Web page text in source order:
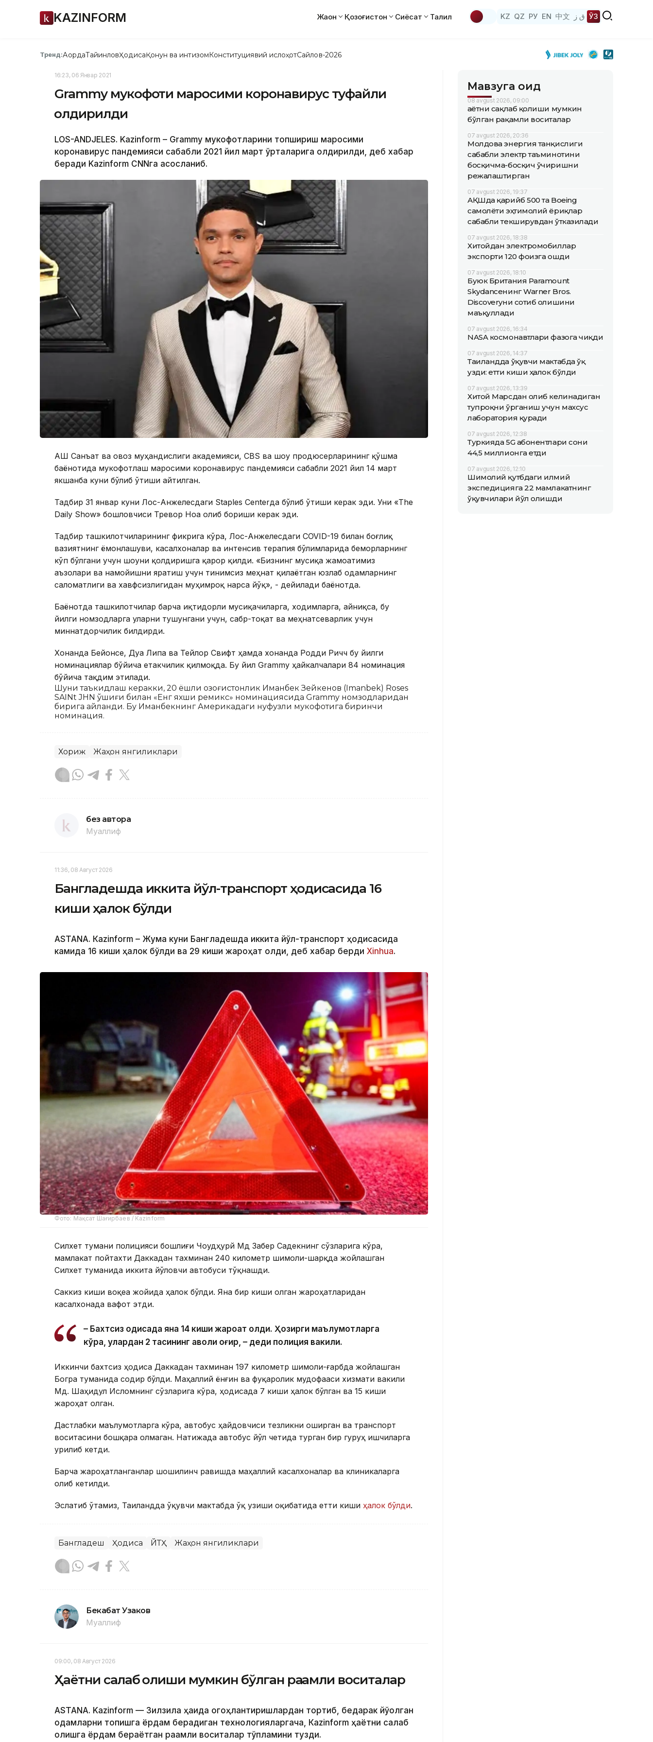
KAZINFORM Жаҳон Қозоғистон Сиёсат Таҳлил KZ QZ РУ EN 中文 ق ز ЎЗ
Тренд:АқордаТайинловҲодисаҚонун ва интизомКонституциявий ислоҳотСайлов-2026
16:23, 06 Январ 2021
Grammy мукофоти маросими коронавирус туфайли
қолдирилди
LOS-ANDJELES. Kazinform – Grammy мукофотларини топшириш маросими
коронавирус пандемияси сабабли 2021 йил март ўрталарига қолдирилди, деб хабар
беради Kazinform CNNга асосланиб.
АҚШ Санъат ва овоз муҳандислиги академияси, CBS ва шоу продюсерларининг қўшма
баёнотида мукофотлаш маросими коронавирус пандемияси сабабли 2021 йил 14 март
якшанба куни бўлиб ўтиши айтилган.
Тадбир 31 январ куни Лос-Анжелесдаги Staples Centerда бўлиб ўтиши керак эди. Уни «The
Daily Show» бошловчиси Тревор Ноа олиб бориши керак эди.
Тадбир ташкилотчиларининг фикрига кўра, Лос-Анжелесдаги COVID-19 билан боғлиқ
вазиятнинг ёмонлашуви, касалхоналар ва интенсив терапия бўлимларида беморларнинг
кўп бўлгани учун шоуни қолдиришга қарор қилди. «Бизнинг мусиқа жамоатимиз
аъзолари ва намойишни яратиш учун тинимсиз меҳнат қилаётган юзлаб одамларнинг
саломатлиги ва хавфсизлигидан муҳимроқ нарса йўқ», - дейилади баёнотда.
Баёнотда ташкилотчилар барча иқтидорли мусиқачиларга, ходимларга, айниқса, бу
йилги номзодларга уларни тушунгани учун, сабр-тоқат ва меҳнатсеварлик учун
миннатдорчилик билдирди.
Хонанда Бейонсе, Дуа Липа ва Тейлор Свифт ҳамда хонанда Родди Ричч бу йилги
номинациялар бўйича етакчилик қилмоқда. Бу йил Grammy ҳайкалчалари 84 номинация
бўйича тақдим этилади.
Шуни таъкидлаш керакки, 20 ёшли қозоғистонлик Иманбек Зейкенов (Imanbek) Roses
SAINt JHN қўшиғи билан «Енг яхши ремикс» номинациясида Grammy номзодларидан
бирига айланди. Бу Иманбекнинг Америкадаги нуфузли мукофотига биринчи
номинация.
Хориж Жаҳон янгиликлари
без автора
Муаллиф
11:36, 08 Август 2026
Бангладешда иккита йўл-транспорт ҳодисасида 16
киши ҳалок бўлди
ASTANА. Кazinform – Жума куни Бангладешда иккита йўл-транспорт ҳодисасида
камида 16 киши ҳалок бўлди ва 29 киши жароҳат олди, деб хабар берди Xinhua.
Фото: Мақсат Шағирбаев / Kazinform
Силхет тумани полицияси бошлиғи Чоудҳурй Мд Забер Садекнинг сўзларига кўра,
мамлакат пойтахти Даккадан тахминан 240 километр шимоли-шарқда жойлашган
Силхет туманида иккита йўловчи автобуси тўқнашди.
Саккиз киши воқеа жойида ҳалок бўлди. Яна бир киши олган жароҳатларидан
касалхонада вафот этди.
– Бахтсиз ҳодисада яна 14 киши жароҳат олди. Ҳозирги маълумотларга
кўра, улардан 2 тасининг аҳволи оғир, – деди полиция вакили.
Иккинчи бахтсиз ҳодиса Даккадан тахминан 197 километр шимоли-ғарбда жойлашган
Богра туманида содир бўлди. Маҳаллий ёнғин ва фуқаролик мудофааси хизмати вакили
Мд. Шаҳидул Исломнинг сўзларига кўра, ҳодисада 7 киши ҳалок бўлган ва 15 киши
жароҳат олган.
Дастлабки маълумотларга кўра, автобус ҳайдовчиси тезликни оширган ва транспорт
воситасини бошқара олмаган. Натижада автобус йўл четида турган бир гуруҳ ишчиларга
урилиб кетди.
Барча жароҳатланганлар шошилинч равишда маҳаллий касалхоналар ва клиникаларга
олиб кетилди.
Эслатиб ўтамиз, Таиландда ўқувчи мактабда ўқ узиши оқибатида етти киши ҳалок бўлди.
Бангладеш Ҳодиса ЙТҲ Жаҳон янгиликлари
Бекабат Узаков
Муаллиф
09:00, 08 Август 2026
Ҳаётни сақлаб қолиши мумкин бўлган рақамли воситалар
ASTANA. Kazinform — Зилзила ҳақида огоҳлантиришлардан тортиб, бедарак йўқолган
одамларни топишга ёрдам берадиган технологияларгача, Кazinform ҳаётни сақлаб
қолишга ёрдам бераётган рақамли воситалар тўпламини тузди.
Мавзуга оид
08 avgust 2026, 09:00
Ҳаётни сақлаб қолиши мумкин
бўлган рақамли воситалар
07 avgust 2026, 20:36
Молдова энергия танқислиги
сабабли электр таъминотини
босқичма-босқич ўчиришни
режалаштирган
07 avgust 2026, 19:37
АҚШда қарийб 500 та Boeing
самолёти эҳтимолий ёриқлар
сабабли текширувдан ўтказилади
07 avgust 2026, 18:38
Хитойдан электромобиллар
экспорти 120 фоизга ошди
07 avgust 2026, 18:10
Буюк Британия Paramount
Skydanceнинг Warner Bros.
Discoveryни сотиб олишини
маъқуллади
07 avgust 2026, 16:34
NASA космонавтлари фазога чиқди
07 avgust 2026, 14:37
Таиландда ўқувчи мактабда ўқ
узди: етти киши ҳалок бўлди
07 avgust 2026, 13:39
Хитой Марсдан олиб келинадиган
тупроқни ўрганиш учун махсус
лаборатория қуради
07 avgust 2026, 12:38
Туркияда 5G абонентлари сони
44,5 миллионга етди
07 avgust 2026, 12:10
Шимолий қутбдаги илмий
экспедицияга 22 мамлакатнинг
ўқувчилари йўл олишди